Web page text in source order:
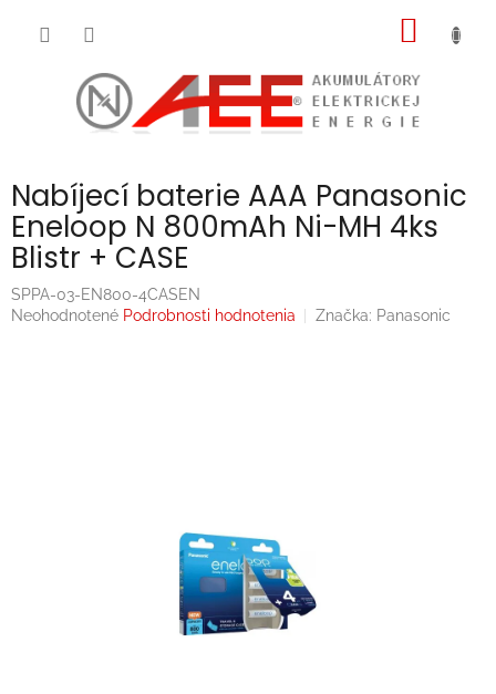
Nabíjecí baterie AAA Panasonic
Eneloop N 800mAh Ni-MH 4ks
Blistr + CASE
SPPA-03-EN800-4CASEN
Priemerné
Neohodnotené Podrobnosti hodnotenia Značka: Panasonic